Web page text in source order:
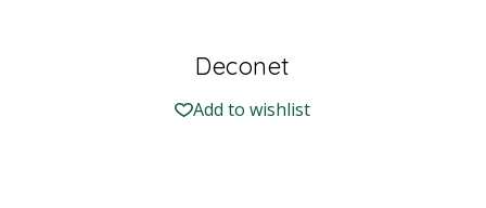
Deconet
Add to wishlist